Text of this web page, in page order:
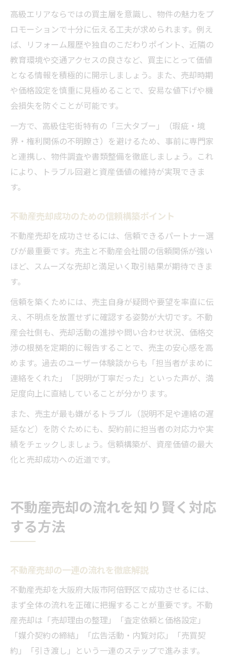
高級エリアならではの買主層を意識し、物件の魅力をプ
ロモーションで十分に伝える工夫が求められます。例え
ば、リフォーム履歴や独自のこだわりポイント、近隣の
教育環境や交通アクセスの良さなど、買主にとって価値
となる情報を積極的に開示しましょう。また、売却時期
や価格設定を慎重に見極めることで、安易な値下げや機
会損失を防ぐことが可能です。
一方で、高級住宅街特有の「三大タブー」（瑕疵・境
界・権利関係の不明瞭さ）を避けるため、事前に専門家
と連携し、物件調査や書類整備を徹底しましょう。これ
により、トラブル回避と資産価値の維持が実現できま
す。
不動産売却成功のための信頼構築ポイント
不動産売却を成功させるには、信頼できるパートナー選
びが最重要です。売主と不動産会社間の信頼関係が強い
ほど、スムーズな売却と満足いく取引結果が期待できま
す。
信頼を築くためには、売主自身が疑問や要望を率直に伝
え、不明点を放置せずに確認する姿勢が大切です。不動
産会社側も、売却活動の進捗や問い合わせ状況、価格交
渉の根拠を定期的に報告することで、売主の安心感を高
めます。過去のユーザー体験談からも「担当者がまめに
連絡をくれた」「説明が丁寧だった」といった声が、満
足度向上に直結していることが分かります。
また、売主が最も嫌がるトラブル（説明不足や連絡の遅
延など）を防ぐためにも、契約前に担当者の対応力や実
績をチェックしましょう。信頼構築が、資産価値の最大
化と売却成功への近道です。
不動産売却の流れを知り賢く対応
する方法
不動産売却の一連の流れを徹底解説
不動産売却を大阪府大阪市阿倍野区で成功させるには、
まず全体の流れを正確に把握することが重要です。不動
産売却は「売却理由の整理」「査定依頼と価格設定」
「媒介契約の締結」「広告活動・内覧対応」「売買契
約」「引き渡し」という一連のステップで進みます。